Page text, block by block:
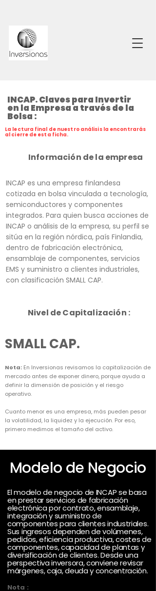
INCAP. Claves para Invertir
en la Empresa a través de la
Bolsa :
La lectura final de nuestro análisis la encontrarás
al cierre de esta ficha.
Información de la empresa
INCAP es una empresa finlandesa
cotizada en bolsa vinculada a tecnología,
semiconductores y componentes
integrados. Para quien busca acciones de
INCAP o análisis de la empresa, su perfil se
sitúa en la región nórdica, país Finlandia,
dentro de fabricación electrónica,
ensamblaje de componentes, servicios
EMS y suministro a clientes industriales,
con clasificación SMALL CAP.
Nivel de Capitalización :
SMALL CAP.
Nota: En Inversionas revisamos la capitalización de
mercado antes de exponer dinero, porque ayuda a
definir la dimensión de posición y el riesgo
operativo.
Cuanto menor es una empresa, más pueden pesar
la volatilidad, la liquidez y la ejecución. Por eso,
primero medimos el tamaño del activo.
Modelo de Negocio
El modelo de negocio de INCAP se basa
en prestar servicios de fabricación
electrónica por contrato, ensamblaje,
integración y suministro de
componentes para clientes industriales.
Sus ingresos dependen de volúmenes,
pedidos, eficiencia productiva, costes de
componentes, capacidad de plantas y
diversificación de clientes. Desde una
perspectiva inversora, conviene revisar
márgenes, caja, deuda y concentración.
Nota :